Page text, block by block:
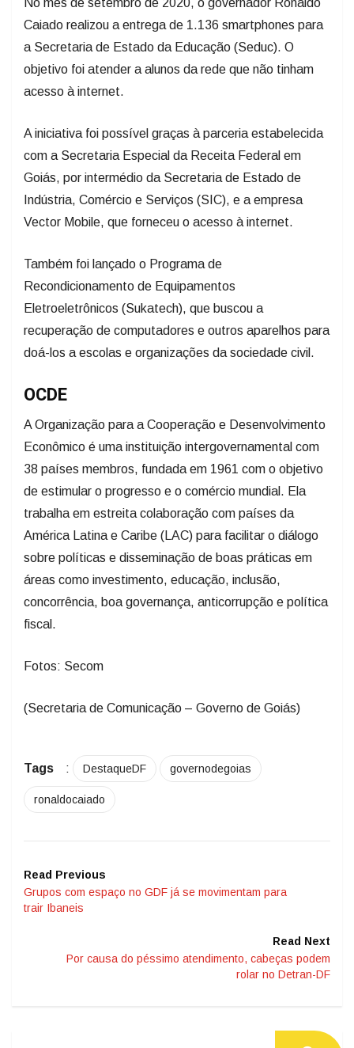
No mês de setembro de 2020, o governador Ronaldo
Caiado realizou a entrega de 1.136 smartphones para
a Secretaria de Estado da Educação (Seduc). O
objetivo foi atender a alunos da rede que não tinham
acesso à internet.
A iniciativa foi possível graças à parceria estabelecida
com a Secretaria Especial da Receita Federal em
Goiás, por intermédio da Secretaria de Estado de
Indústria, Comércio e Serviços (SIC), e a empresa
Vector Mobile, que forneceu o acesso à internet.
Também foi lançado o Programa de
Recondicionamento de Equipamentos
Eletroeletrônicos (Sukatech), que buscou a
recuperação de computadores e outros aparelhos para
doá-los a escolas e organizações da sociedade civil.
OCDE
A Organização para a Cooperação e Desenvolvimento
Econômico é uma instituição intergovernamental com
38 países membros, fundada em 1961 com o objetivo
de estimular o progresso e o comércio mundial. Ela
trabalha em estreita colaboração com países da
América Latina e Caribe (LAC) para facilitar o diálogo
sobre políticas e disseminação de boas práticas em
áreas como investimento, educação, inclusão,
concorrência, boa governança, anticorrupção e política
fiscal.
Fotos: Secom
(Secretaria de Comunicação – Governo de Goiás)
Tags : DestaqueDF governodegoias
ronaldocaiado
Read Previous
Grupos com espaço no GDF já se movimentam para
trair Ibaneis
Read Next
Por causa do péssimo atendimento, cabeças podem
rolar no Detran-DF